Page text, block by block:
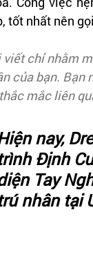
tốt nhất nên
viết chỉ nhằm
của bạn. Bạn
mắc liên
nay,
Định
Tay
nhân tại